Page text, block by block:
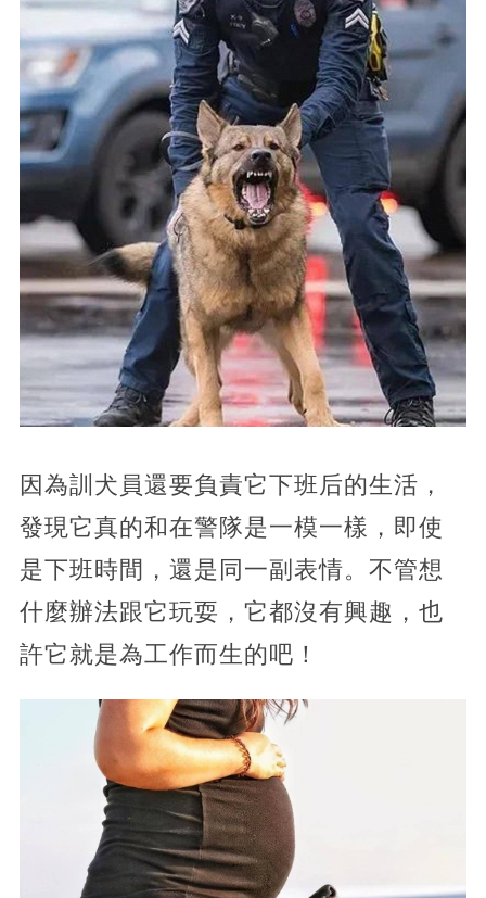
因為訓犬員還要負責它下班后的生活，
發現它真的和在警隊是一模一樣，即使
是下班時間，還是同一副表情。不管想
什麼辦法跟它玩耍，它都沒有興趣，也
許它就是為工作而生的吧！